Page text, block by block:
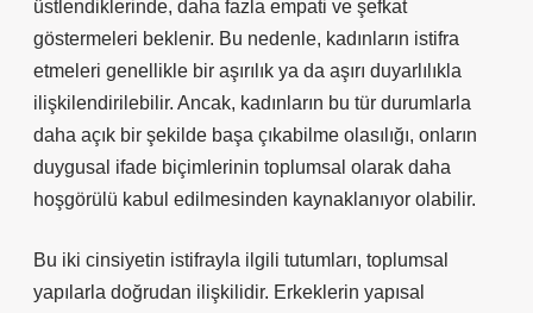
üstlendiklerinde, daha fazla empati ve şefkat
göstermeleri beklenir. Bu nedenle, kadınların istifra
etmeleri genellikle bir aşırılık ya da aşırı duyarlılıkla
ilişkilendirilebilir. Ancak, kadınların bu tür durumlarla
daha açık bir şekilde başa çıkabilme olasılığı, onların
duygusal ifade biçimlerinin toplumsal olarak daha
hoşgörülü kabul edilmesinden kaynaklanıyor olabilir.
Bu iki cinsiyetin istifrayla ilgili tutumları, toplumsal
yapılarla doğrudan ilişkilidir. Erkeklerin yapısal